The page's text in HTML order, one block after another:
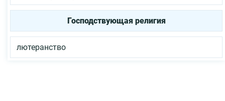
Господствующая религия
лютеранство